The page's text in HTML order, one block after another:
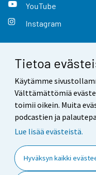
Tietoa
Käytämme
Välttämättömiä
toimii oikein. Muita
podcastien ja
Lue lisää evästeistä.
Hyväksyn kaikki
YouTube
Instagram
Yhteystiedot
Palaute
Käyttöehdot
Saavutettavuus
Tietoa sivustosta